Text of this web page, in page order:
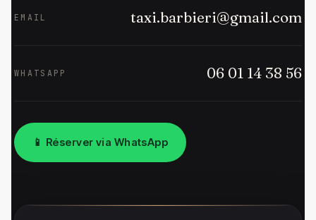
EMAIL taxi.barbieri@gmail.com
WHATSAPP 06 01 14 38 56
📱 Réserver via WhatsApp